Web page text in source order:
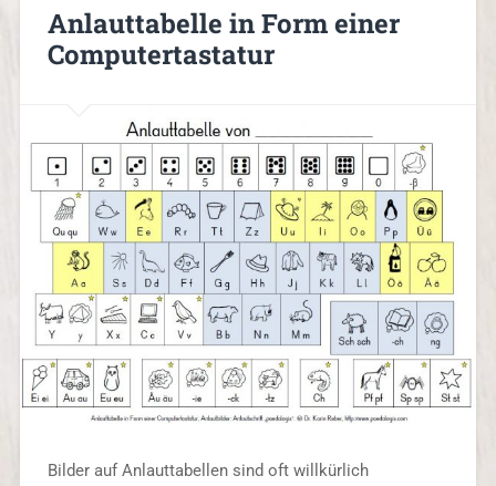
Anlauttabelle in Form einer
Computertastatur
Bilder auf Anlauttabellen sind oft willkürlich